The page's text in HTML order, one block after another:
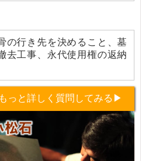
の行き先を決めること、墓
去工事、永代使用権の返納
もっと詳しく質問してみる▶